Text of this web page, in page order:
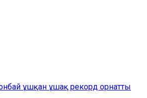
ұшқан ұшақ рекорд орнатты